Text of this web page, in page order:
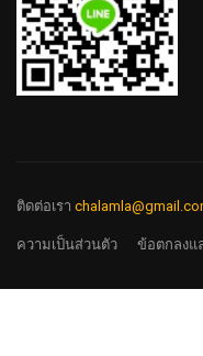
ติดต่อเรา
ความเป็นส่วนตัว ข้อตกลงแ